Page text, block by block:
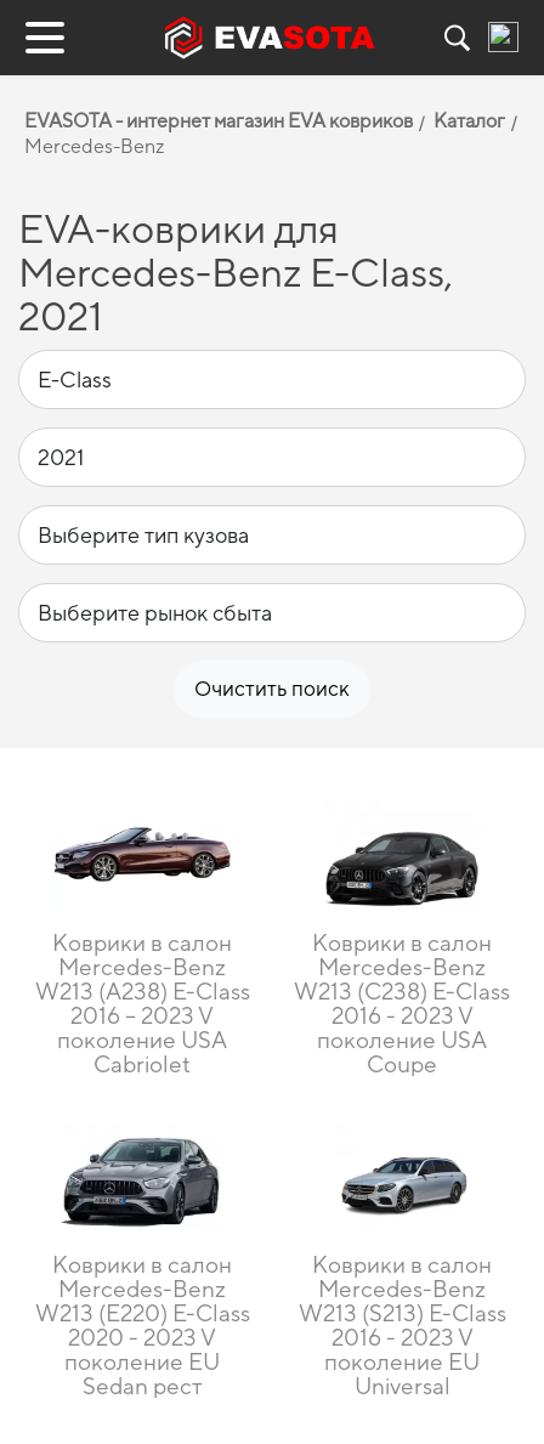
EVASOTA - интернет магазин EVA ковриков
Каталог
Mercedes-Benz
EVA-коврики для
Mercedes-Benz E-Class,
2021
Очистить поиск
Коврики в салон
Mercedes-Benz
W213 (A238) E-Class
2016 – 2023 V
поколение USA
Cabriolet
Коврики в салон
Mercedes-Benz
W213 (C238) E-Class
2016 - 2023 V
поколение USA
Coupe
Коврики в салон
Mercedes-Benz
W213 (E220) E-Class
2020 - 2023 V
поколение EU
Sedan рест
Коврики в салон
Mercedes-Benz
W213 (S213) E-Class
2016 - 2023 V
поколение EU
Universal